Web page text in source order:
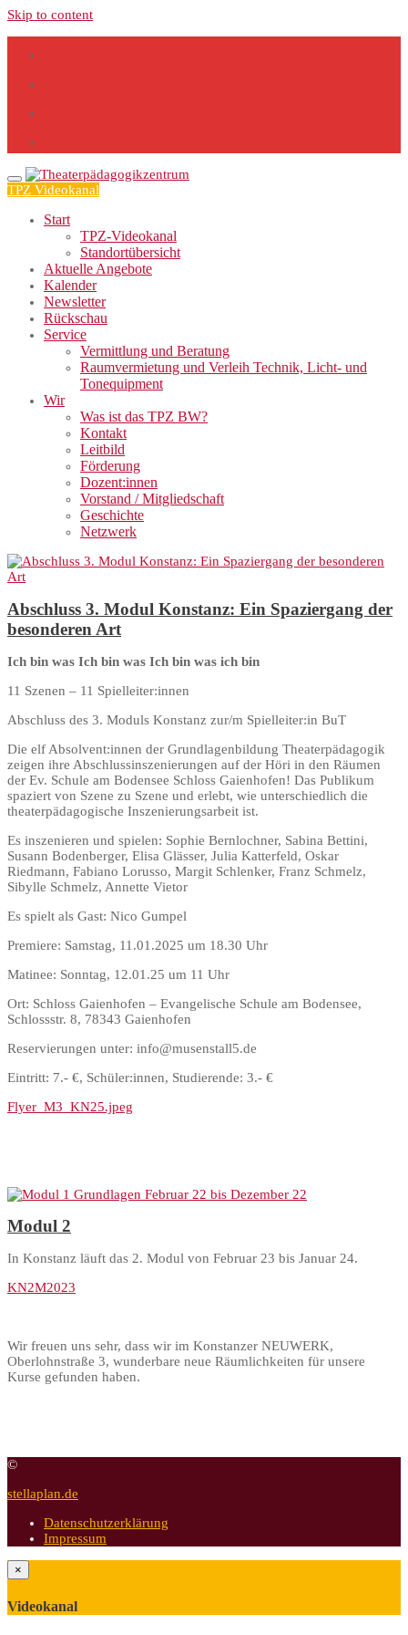
Skip to content
TPZ Videokanal
Start
TPZ-Videokanal
Standortübersicht
Aktuelle Angebote
Kalender
Newsletter
Rückschau
Service
Vermittlung und Beratung
Raumvermietung und Verleih Technik, Licht- und
Tonequipment
Wir
Was ist das TPZ BW?
Kontakt
Leitbild
Förderung
Dozent:innen
Vorstand / Mitgliedschaft
Geschichte
Netzwerk
Abschluss 3. Modul Konstanz: Ein Spaziergang der
besonderen Art
Ich bin was Ich bin was Ich bin was ich bin
11 Szenen – 11 Spielleiter:innen
Abschluss des 3. Moduls Konstanz zur/m Spielleiter:in BuT
Die elf Absolvent:innen der Grundlagenbildung Theaterpädagogik
zeigen ihre Abschlussinszenierungen auf der Höri in den Räumen
der Ev. Schule am Bodensee Schloss Gaienhofen! Das Publikum
spaziert von Szene zu Szene und erlebt, wie unterschiedlich die
theaterpädagogische Inszenierungsarbeit ist.
Es inszenieren und spielen: Sophie Bernlochner, Sabina Bettini,
Susann Bodenberger, Elisa Glässer, Julia Katterfeld, Oskar
Riedmann, Fabiano Lorusso, Margit Schlenker, Franz Schmelz,
Sibylle Schmelz, Annette Vietor
Es spielt als Gast: Nico Gumpel
Premiere: Samstag, 11.01.2025 um 18.30 Uhr
Matinee: Sonntag, 12.01.25 um 11 Uhr
Ort: Schloss Gaienhofen – Evangelische Schule am Bodensee,
Schlossstr. 8, 78343 Gaienhofen
Reservierungen unter: info@musenstall5.de
Eintritt: 7.- €, Schüler:innen, Studierende: 3.- €
Flyer_M3_KN25.jpeg
Modul 2
In Konstanz läuft das 2. Modul von Februar 23 bis Januar 24.
KN2M2023
Wir freuen uns sehr, dass wir im Konstanzer NEUWERK,
Oberlohnstraße 3, wunderbare neue Räumlichkeiten für unsere
Kurse gefunden haben.
©
stellaplan.de
Datenschutzerklärung
Impressum
×
Videokanal